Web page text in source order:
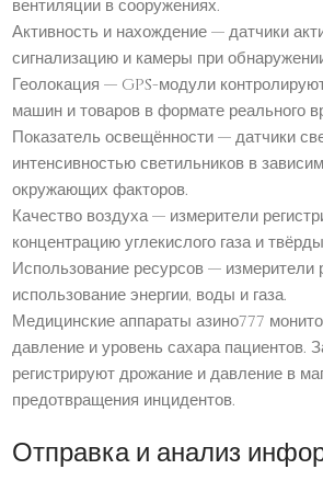
вентиляции в сооружениях.
Активность и нахождение — датчики
сигнализацию и камеры при
Геолокация — GPS-модули
машин и товаров в формате реального
Показатель освещённости — датчики
интенсивностью светильников в
окружающих факторов.
Качество воздуха — измерители
концентрацию углекислого газа и
Использование ресурсов — измерители
использование энергии, воды и газа.
Медицинские аппараты азино777
давление и уровень сахара пациентов.
регистрируют дрожание и давление в
предотвращения инцидентов.
Отправка и анализ